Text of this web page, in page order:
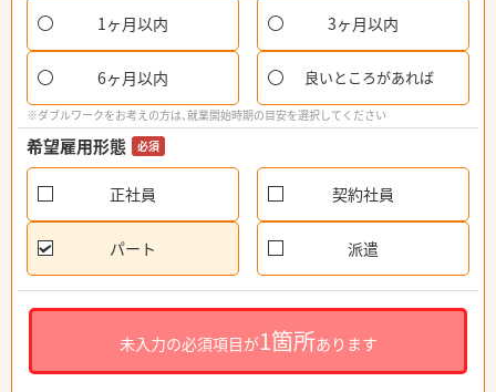
1ヶ月以内 3ヶ月以内
6ヶ月以内 良いところがあれば
※ダブルワークをお考えの方は、就業開始時期の目安を選択してください
希望雇用形態 必須
正社員 契約社員
パート 派遣
未入力の必須項目が1箇所あります